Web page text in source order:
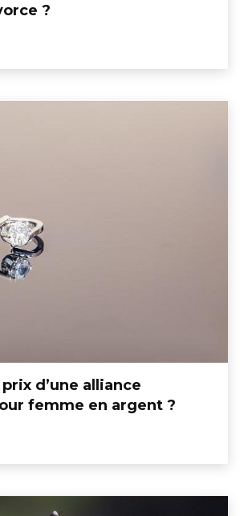
?
d’une alliance
femme en argent ?